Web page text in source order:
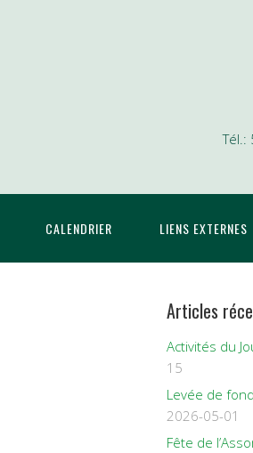
Tél.:
CALENDRIER LIENS EXTERNES
Articles
Activités du
15
Levée de
2026-05-01
Fête de